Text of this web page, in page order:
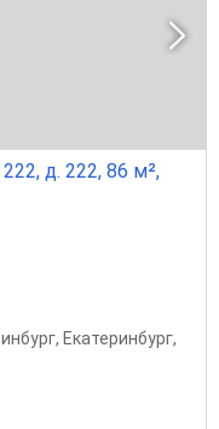
д. 222, 86 м²,
, Екатеринбург,